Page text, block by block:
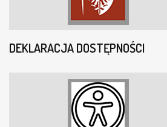
DEKLARACJA DOSTĘPNOŚCI